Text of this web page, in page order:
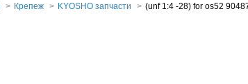
Крепеж KYOSHO запчасти (unf 1:4 -28) for os52